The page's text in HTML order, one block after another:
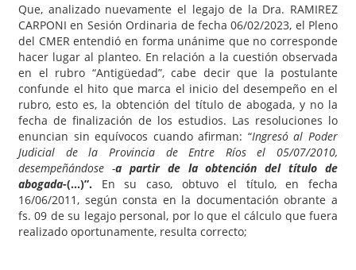
Que, analizado nuevamente el legajo de la Dra. RAMIREZ
CARPONI en Sesión Ordinaria de fecha 06/02/2023, el Pleno
del CMER entendió en forma unánime que no corresponde
hacer lugar al planteo. En relación a la cuestión observada
en el rubro “Antigüedad”, cabe decir que la postulante
confunde el hito que marca el inicio del desempeño en el
rubro, esto es, la obtención del título de abogada, y no la
fecha de finalización de los estudios. Las resoluciones lo
enuncian sin equívocos cuando afirman: “Ingresó al Poder
Judicial de la Provincia de Entre Ríos el 05/07/2010,
desempeñándose -a partir de la obtención del título de
abogada-(…)”. En su caso, obtuvo el título, en fecha
16/06/2011, según consta en la documentación obrante a
fs. 09 de su legajo personal, por lo que el cálculo que fuera
realizado oportunamente, resulta correcto;